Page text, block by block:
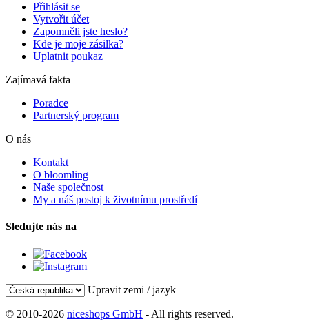
Přihlásit se
Vytvořit účet
Zapomněli jste heslo?
Kde je moje zásilka?
Uplatnit poukaz
Zajímavá fakta
Poradce
Partnerský program
O nás
Kontakt
O bloomling
Naše společnost
My a náš postoj k životnímu prostředí
Sledujte nás na
Upravit zemi / jazyk
© 2010-2026 niceshops GmbH - All rights reserved.